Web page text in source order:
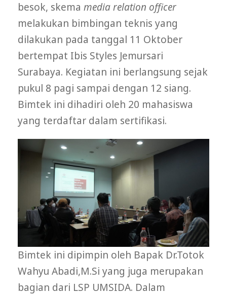
besok, skema media relation officer
melakukan bimbingan teknis yang
dilakukan pada tanggal 11 Oktober
bertempat Ibis Styles Jemursari
Surabaya. Kegiatan ini berlangsung sejak
pukul 8 pagi sampai dengan 12 siang.
Bimtek ini dihadiri oleh 20 mahasiswa
yang terdaftar dalam sertifikasi.
Bimtek ini dipimpin oleh Bapak Dr.Totok
Wahyu Abadi,M.Si yang juga merupakan
bagian dari LSP UMSIDA. Dalam